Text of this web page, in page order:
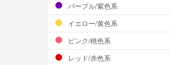
パープル/紫色系
イエロー/黄色系
ピンク/桃色系
レッド/赤色系